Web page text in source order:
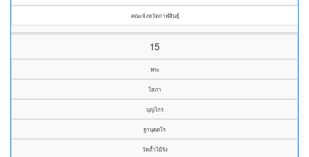
คณะจังหวัดกาฬสินธุ์
15
พระ
โสภา
บุญไกร
ฐานุตฺตโร
วัดถ้ำไม้รัง